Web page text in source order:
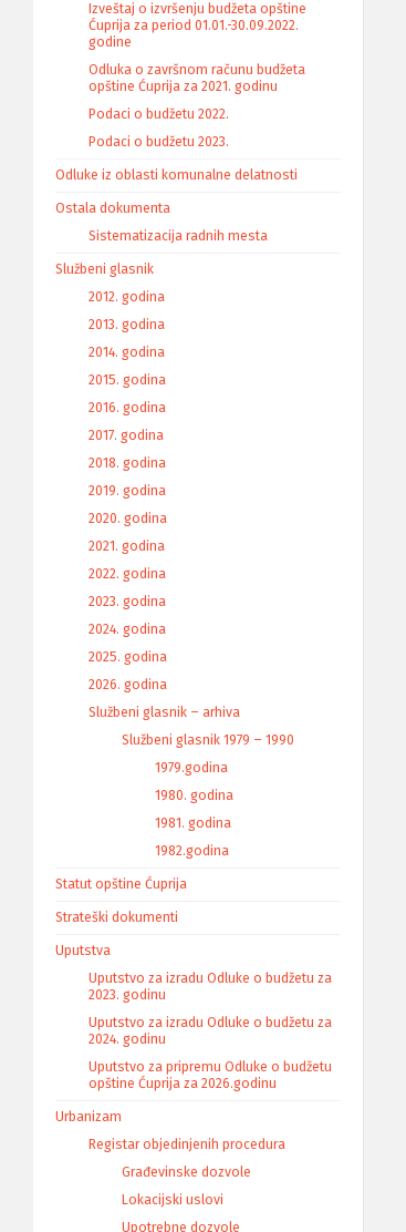
Izveštaj o izvršenju budžeta opštine
Ćuprija za period 01.01.-30.09.2022.
godine
Odluka o završnom računu budžeta
opštine Ćuprija za 2021. godinu
Podaci o budžetu 2022.
Podaci o budžetu 2023.
Odluke iz oblasti komunalne delatnosti
Ostala dokumenta
Sistematizacija radnih mesta
Službeni glasnik
2012. godina
2013. godina
2014. godina
2015. godina
2016. godina
2017. godina
2018. godina
2019. godina
2020. godina
2021. godina
2022. godina
2023. godina
2024. godina
2025. godina
2026. godina
Službeni glasnik – arhiva
Službeni glasnik 1979 – 1990
1979.godina
1980. godina
1981. godina
1982.godina
Statut opštine Ćuprija
Strateški dokumenti
Uputstva
Uputstvo za izradu Odluke o budžetu za
2023. godinu
Uputstvo za izradu Odluke o budžetu za
2024. godinu
Uputstvo za pripremu Odluke o budžetu
opštine Ćuprija za 2026.godinu
Urbanizam
Registar objedinjenih procedura
Građevinske dozvole
Lokacijski uslovi
Upotrebne dozvole